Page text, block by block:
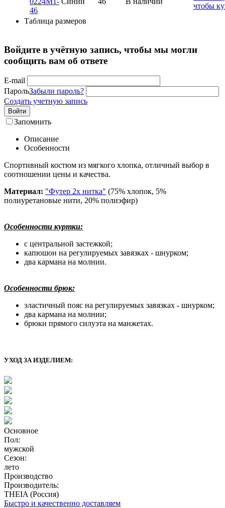
46
чтобы
Таблица размеров
Войдите в учётную запись, чтобы мы могли
сообщить вам об ответе
E-mail
ПарольЗабыли пароль?
Создать учетную запись
Войти
Запомнить
Описание
Особенности
Спортивный костюм из мягкого хлопка, отличный выбор в
соотношении цены и качества.
Материал: "Футер 2х нитка" (75% хлопок, 5%
полиуретановые нити, 20% полиэфир)
Особенности куртки:
с центральной застежкой;
капюшон на регулируемых завязках - шнурком;
два кармана на молнии.
Особенности брюк:
эластичный пояс на регулируемых завязках - шнурком;
два кармана на молнии;
брюки прямого силуэта на манжетах.
УХОД ЗА ИЗДЕЛИЕМ:
Основное
Пол:
мужской
Сезон:
лето
Производство
Производитель:
THEIA (Россия)
Быстро и качественно доставляем